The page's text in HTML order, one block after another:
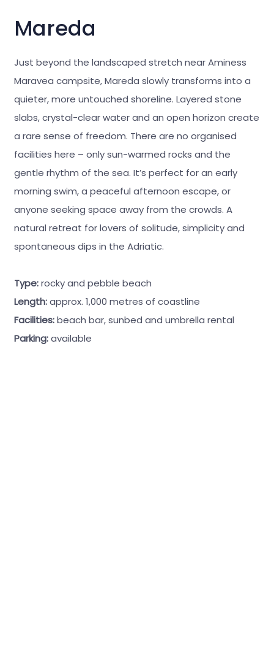
Mareda
Just beyond the landscaped stretch near Aminess
Maravea campsite, Mareda slowly transforms into a
quieter, more untouched shoreline. Layered stone
slabs, crystal-clear water and an open horizon create
a rare sense of freedom. There are no organised
facilities here – only sun-warmed rocks and the
gentle rhythm of the sea. It’s perfect for an early
morning swim, a peaceful afternoon escape, or
anyone seeking space away from the crowds. A
natural retreat for lovers of solitude, simplicity and
spontaneous dips in the Adriatic.
Type:rocky and pebble beach
Length:approx. 1,000 metres of coastline
Facilities:beach bar, sunbed and umbrella rental
Parking:available